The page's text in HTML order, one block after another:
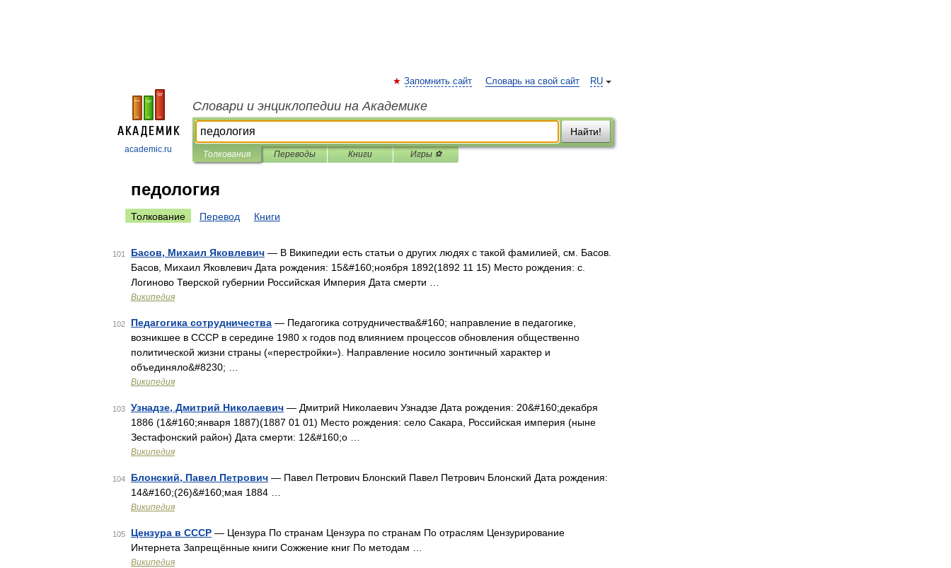
academic.ru
RU
Запомнить сайт Словарь на свой сайт
Словари и энциклопедии на Академике
Найти!
Толкования Переводы Книги Игры ⚽
педология
Толкование Перевод Книги
101 Басов, Михаил Яковлевич — В Википедии есть статьи о других людях с такой фамилией, см. Басов.
Басов, Михаил Яковлевич Дата рождения: 15&#160;ноября 1892(1892 11 15) Место рождения: с.
Логиново Тверской губернии Российская Империя Дата смерти …
Википедия
102 Педагогика сотрудничества — Педагогика сотрудничества&#160; направление в педагогике,
возникшее в СССР в середине 1980 х годов под влиянием процессов обновления общественно
политической жизни страны («перестройки»). Направление носило зонтичный характер и
объединяло&#8230; …
Википедия
103 Узнадзе, Дмитрий Николаевич — Дмитрий Николаевич Узнадзе Дата рождения: 20&#160;декабря
1886 (1&#160;января 1887)(1887 01 01) Место рождения: село Сакара, Российская империя (ныне
Зестафонский район) Дата смерти: 12&#160;о …
Википедия
104 Блонский, Павел Петрович — Павел Петрович Блонский Павел Петрович Блонский Дата рождения:
14&#160;(26)&#160;мая 1884 …
Википедия
105 Цензура в СССР — Цензура По странам Цензура по странам По отраслям Цензурирование
Интернета Запрещённые книги Сожжение книг По методам …
Википедия